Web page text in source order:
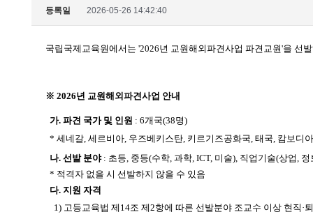
등록일 2026-05-26 14:42:40
국립국제교육원에서는 '2026년 교원해외파견사업 파견교원'을 선
※ 2026년 교원해외파견사업 안내
가. 파견 국가 및 인원 : 6개국(38명)
* 세네갈, 세르비아, 우즈베키스탄, 키르기즈공화국, 태국, 캄보디아
나. 선발 분야: 초등, 중등(수학, 과학, ICT, 미술), 직업기술(상업, 정
* 적격자 없을 시 선발하지 않을 수 있음
다. 지원 자격
1) 고등교육법 제14조 제2항에 따른 선발분야 조교수 이상 현직·